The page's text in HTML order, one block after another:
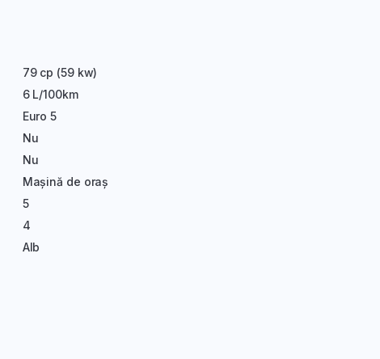
79 cp (59 kw)
6 L/100km
Euro 5
Nu
Nu
Mașină de oraș
5
4
Alb